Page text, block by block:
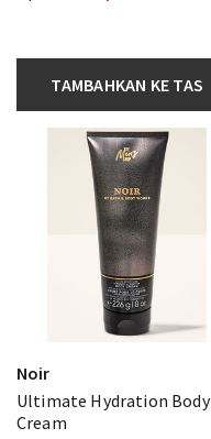
TAMBAHKAN KE TAS
Noir
Ultimate Hydration Body
Cream